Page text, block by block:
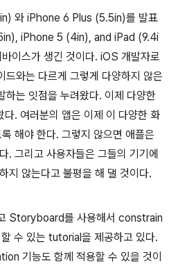
와 iPhone 6 Plus (5.5in)를 발표
iPhone 5 (4in), and iPad (9.4i
이스가 생긴 것이다. iOS 개발자로
드와는 다르게 그렇게 다양하지 않은
하는 잇점을 누려왔다. 이제 다양한
. 여러분의 앱은 이제 이 다양한 화
해야 한다. 그렇지 않으면 애플은
. 그리고 사용자들은 그들의 기기에
지 않는다고 불평을 해 댈 것이다.
Storyboard를 사용해서 constrain
수 있는 tutorial을 제공하고 있다.
기능도 함께 적용할 수 있을 것이